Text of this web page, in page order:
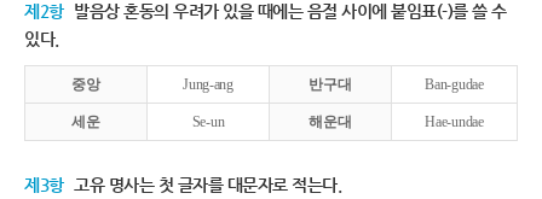
제2항 발음상 혼동의 우려가 있을 때에는 음절 사이에 붙임표(-)를 쓸 수
있다.
중앙 Jung-ang 반구대 Ban-gudae
세운 Se-un 해운대 Hae-undae
제3항 고유 명사는 첫 글자를 대문자로 적는다.